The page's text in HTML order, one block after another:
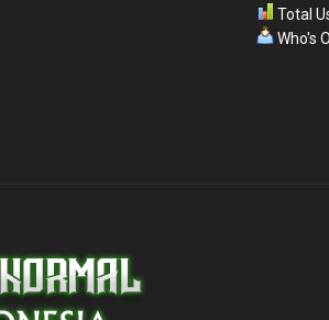
Total
Who's